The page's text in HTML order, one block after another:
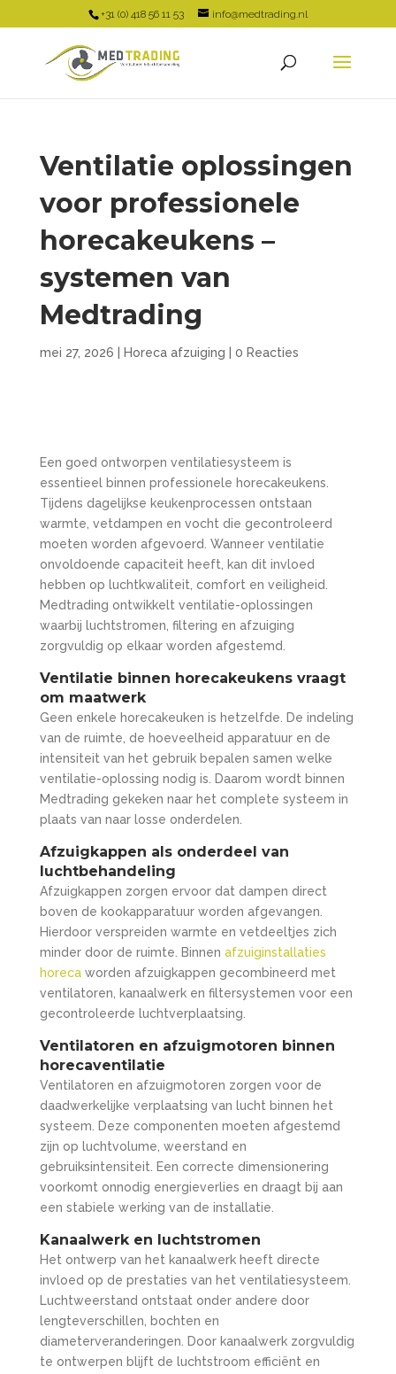
+31 (0) 418 56 11 53 info@medtrading.nl
Ventilatie oplossingen
voor professionele
horecakeukens –
systemen van
Medtrading
mei 27, 2026 Horeca afzuiging 0 Reacties
Een goed ontworpen ventilatiesysteem is
essentieel binnen professionele horecakeukens.
Tijdens dagelijkse keukenprocessen ontstaan
warmte, vetdampen en vocht die gecontroleerd
moeten worden afgevoerd. Wanneer ventilatie
onvoldoende capaciteit heeft, kan dit invloed
hebben op luchtkwaliteit, comfort en veiligheid.
Medtrading ontwikkelt ventilatie-oplossingen
waarbij luchtstromen, filtering en afzuiging
zorgvuldig op elkaar worden afgestemd.
Ventilatie binnen horecakeukens vraagt
om maatwerk
Geen enkele horecakeuken is hetzelfde. De indeling
van de ruimte, de hoeveelheid apparatuur en de
intensiteit van het gebruik bepalen samen welke
ventilatie-oplossing nodig is. Daarom wordt binnen
Medtrading gekeken naar het complete systeem in
plaats van naar losse onderdelen.
Afzuigkappen als onderdeel van
luchtbehandeling
Afzuigkappen zorgen ervoor dat dampen direct
boven de kookapparatuur worden afgevangen.
Hierdoor verspreiden warmte en vetdeeltjes zich
minder door de ruimte. Binnen afzuiginstallaties
horecaworden afzuigkappen gecombineerd met
ventilatoren, kanaalwerk en filtersystemen voor een
gecontroleerde luchtverplaatsing.
Ventilatoren en afzuigmotoren binnen
horecaventilatie
Ventilatoren en afzuigmotoren zorgen voor de
daadwerkelijke verplaatsing van lucht binnen het
systeem. Deze componenten moeten afgestemd
zijn op luchtvolume, weerstand en
gebruiksintensiteit. Een correcte dimensionering
voorkomt onnodig energieverlies en draagt bij aan
een stabiele werking van de installatie.
Kanaalwerk en luchtstromen
Het ontwerp van het kanaalwerk heeft directe
invloed op de prestaties van het ventilatiesysteem.
Luchtweerstand ontstaat onder andere door
lengteverschillen, bochten en
diameterveranderingen. Door kanaalwerk zorgvuldig
te ontwerpen blijft de luchtstroom efficiënt en